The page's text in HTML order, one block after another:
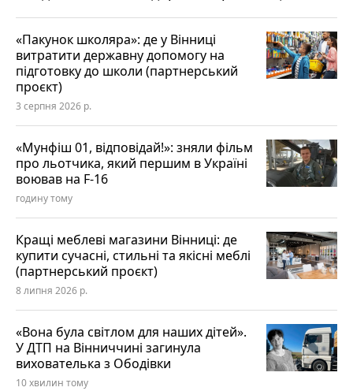
«Пакунок школяра»: де у Вінниці
витратити державну допомогу на
підготовку до школи (партнерський
проєкт)
3 серпня 2026 р.
«Мунфіш 01, відповідай!»: зняли фільм
про льотчика, який першим в Україні
воював на F-16
годину тому
Кращі меблеві магазини Вінниці: де
купити сучасні, стильні та якісні меблі
(партнерський проєкт)
8 липня 2026 р.
«Вона була світлом для наших дітей».
У ДТП на Вінниччині загинула
вихователька з Ободівки
10 хвилин тому